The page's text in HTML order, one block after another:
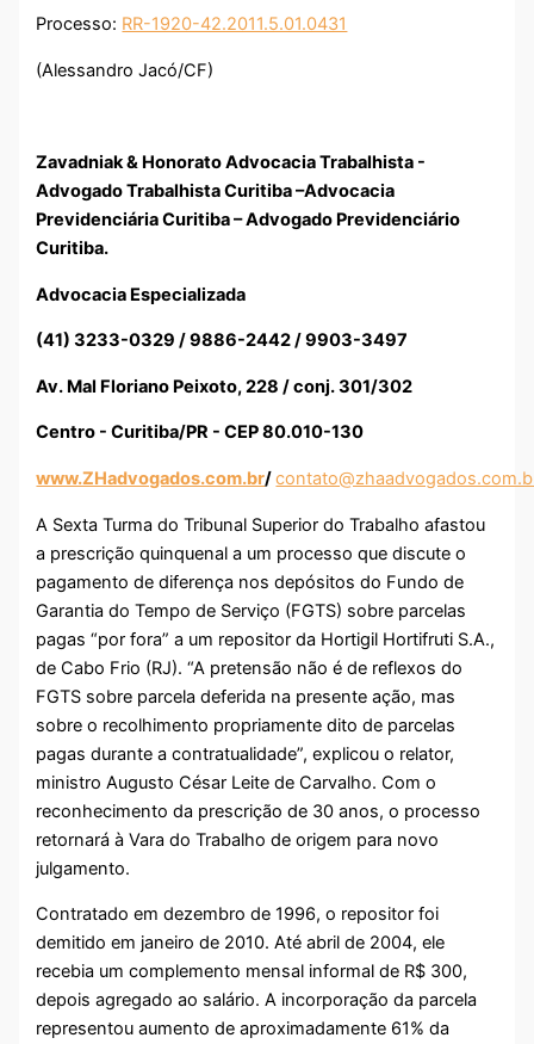
Processo: RR-1920-42.2011.5.01.0431
(Alessandro Jacó/CF)
Zavadniak & Honorato Advocacia Trabalhista -
Advogado Trabalhista Curitiba –Advocacia
Previdenciária Curitiba – Advogado Previdenciário
Curitiba.
Advocacia Especializada
(41) 3233-0329 / 9886-2442 / 9903-3497
Av. Mal Floriano Peixoto, 228 / conj. 301/302
Centro - Curitiba/PR - CEP 80.010-130
www.ZHadvogados.com.br/
A Sexta Turma do Tribunal Superior do Trabalho afastou
a prescrição quinquenal a um processo que discute o
pagamento de diferença nos depósitos do Fundo de
Garantia do Tempo de Serviço (FGTS) sobre parcelas
pagas “por fora” a um repositor da Hortigil Hortifruti S.A.,
de Cabo Frio (RJ). “A pretensão não é de reflexos do
FGTS sobre parcela deferida na presente ação, mas
sobre o recolhimento propriamente dito de parcelas
pagas durante a contratualidade”, explicou o relator,
ministro Augusto César Leite de Carvalho. Com o
reconhecimento da prescrição de 30 anos, o processo
retornará à Vara do Trabalho de origem para novo
julgamento.
Contratado em dezembro de 1996, o repositor foi
demitido em janeiro de 2010. Até abril de 2004, ele
recebia um complemento mensal informal de R$ 300,
depois agregado ao salário. A incorporação da parcela
representou aumento de aproximadamente 61% da